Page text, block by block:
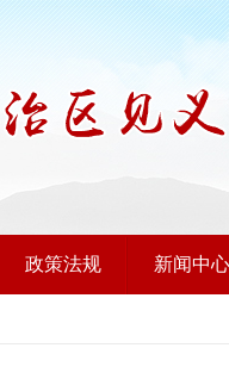
政策法规 新闻中心